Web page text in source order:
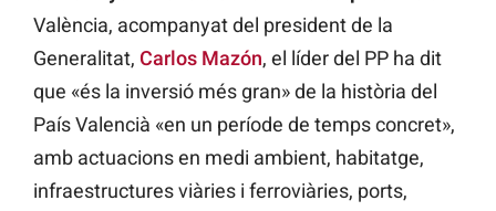
València, acompanyat del president de la
Generalitat, Carlos Mazón, el líder del PP ha dit
que «és la inversió més gran» de la història del
País Valencià «en un període de temps concret»,
amb actuacions en medi ambient, habitatge,
infraestructures viàries i ferroviàries, ports,